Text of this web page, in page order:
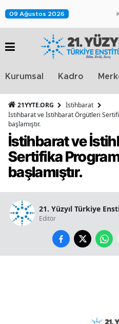
09 Ağustos 2026
Kurumsal Kadro
21YYTE.ORG
İstihbarat
İstihbarat ve İstihbarat Örgütleri
başlamıştır.
İstihbarat ve
Sertifika
başlamıştır.
21. Yüzyıl Türkiye
Editör